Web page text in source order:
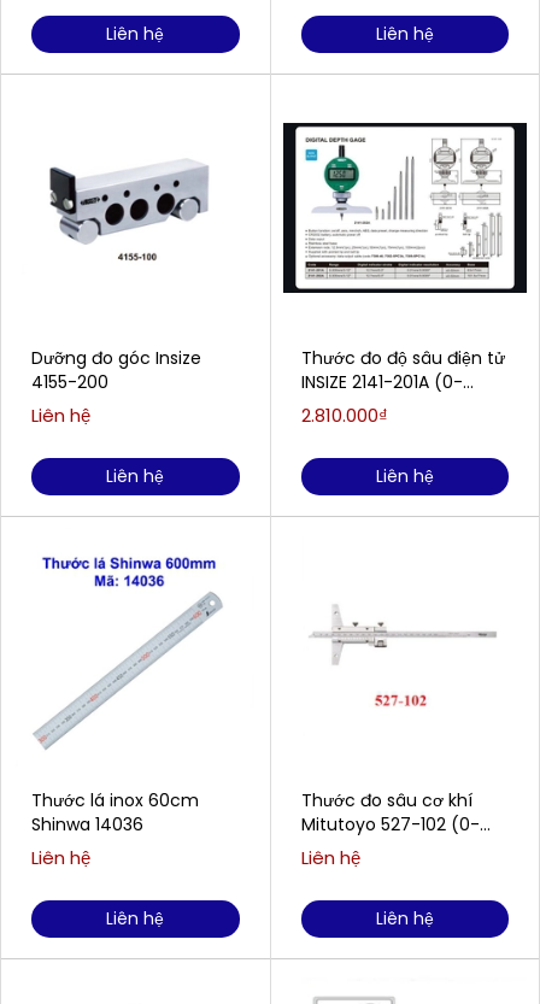
Liên hệ
Dưỡng đo góc Insize
4155-200
Liên hệ
Liên hệ
Thước lá inox 60cm
Shinwa 14036
Liên hệ
Liên hệ
Liên hệ
Thước đo độ sâu điện tử
INSIZE 2141-201A (0-
300mm/0-12)
2.810.000₫
Liên hệ
Thước đo sâu cơ khí
Mitutoyo 527-102 (0-
200mm / 0.02mm)
Liên hệ
Liên hệ